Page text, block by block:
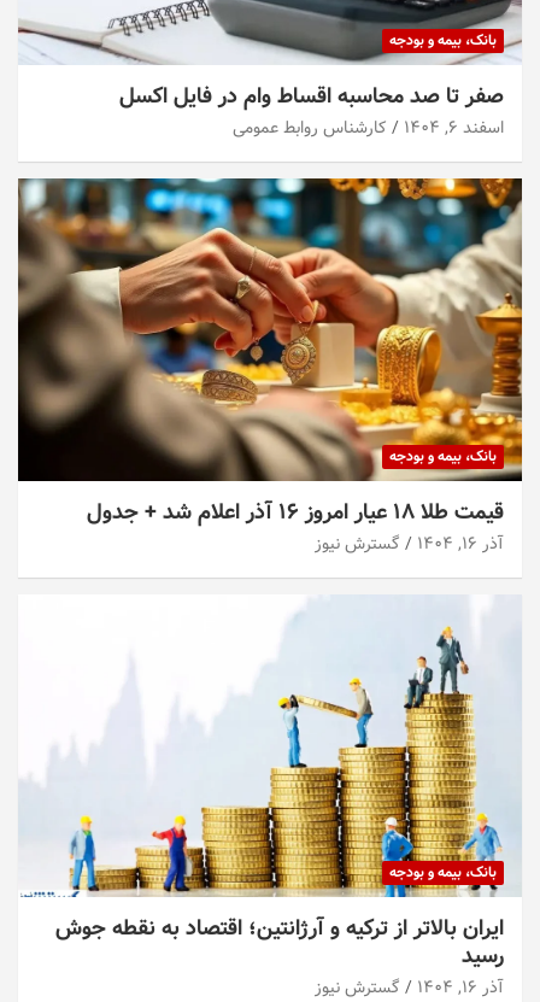
بانک، بیمه و بودجه
صفر تا صد محاسبه اقساط وام در فایل اکسل
اسفند ۶, ۱۴۰۴ کارشناس روابط عمومی
بانک، بیمه و بودجه
قیمت طلا ۱۸ عیار امروز ۱۶ آذر اعلام شد + جدول
آذر ۱۶, ۱۴۰۴ گسترش نیوز
بانک، بیمه و بودجه
ایران بالاتر از ترکیه و آرژانتین؛ اقتصاد به نقطه جوش
رسید
آذر ۱۶, ۱۴۰۴ گسترش نیوز